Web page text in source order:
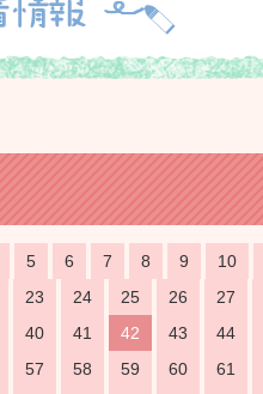
5 6 7 8 9 10
23 24 25 26 27
40 41 42 43 44
57 58 59 60 61